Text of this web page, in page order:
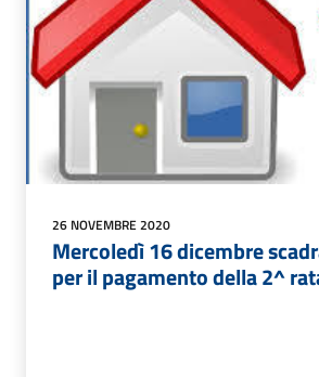
26 NOVEMBRE 2020
Mercoledì 16 dicembre
per il pagamento della 2^